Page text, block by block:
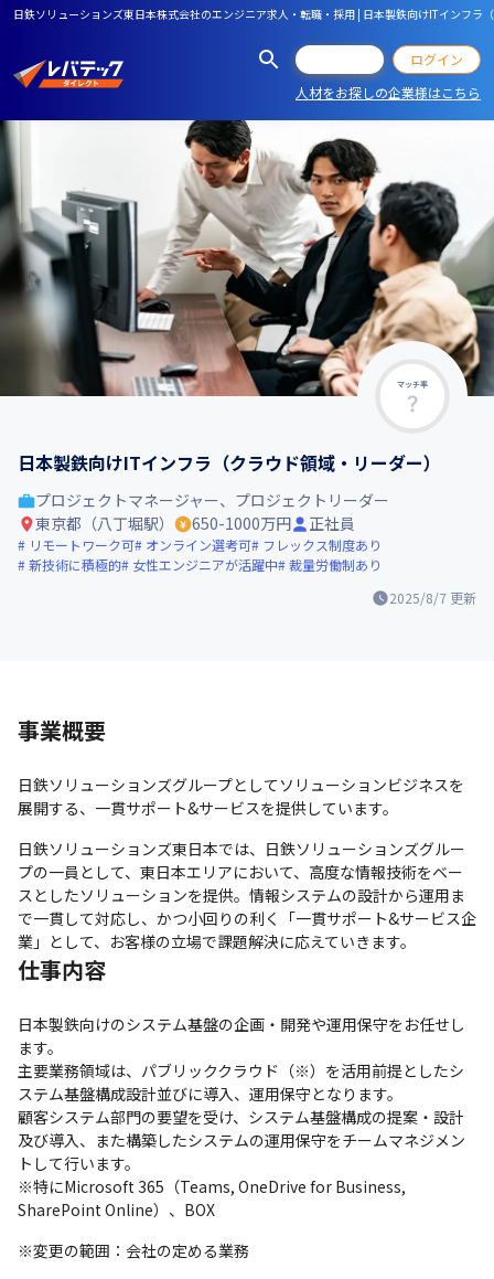
日鉄ソリューションズ東日本株式会社のエンジニア求人・転職・採用 | 日本製鉄向けITインフラ
ログイン
人材をお探しの企業様はこちら
マッチ率
日本製鉄向けITインフラ（クラウド領域・リーダー）
2025/8/7 更新
プロジェクトマネージャー、プロジェクトリーダー
東京都（八丁堀駅）
650-1000万円 正社員
リモートワーク可 オンライン選考可
フレックス制度あり
新技術に積極的
女性エンジニアが活躍中 裁量労働制あり
事業概要
日鉄ソリューションズグループとしてソリューションビジネスを
展開する、一貫サポート&サービスを提供しています。
日鉄ソリューションズ東日本では、日鉄ソリューションズグルー
プの一員として、東日本エリアにおいて、高度な情報技術をベー
スとしたソリューションを提供。情報システムの設計から運用ま
で一貫して対応し、かつ小回りの利く「一貫サポート&サービス企
業」として、お客様の立場で課題解決に応えていきます。
仕事内容
日本製鉄向けのシステム基盤の企画・開発や運用保守をお任せし
ます。
主要業務領域は、パブリッククラウド（※）を活用前提としたシ
ステム基盤構成設計並びに導入、運用保守となります。
顧客システム部門の要望を受け、システム基盤構成の提案・設計
及び導入、また構築したシステムの運用保守をチームマネジメン
トして行います。
※特にMicrosoft 365（Teams, OneDrive for Business,
SharePoint Online）、BOX
※変更の範囲：会社の定める業務